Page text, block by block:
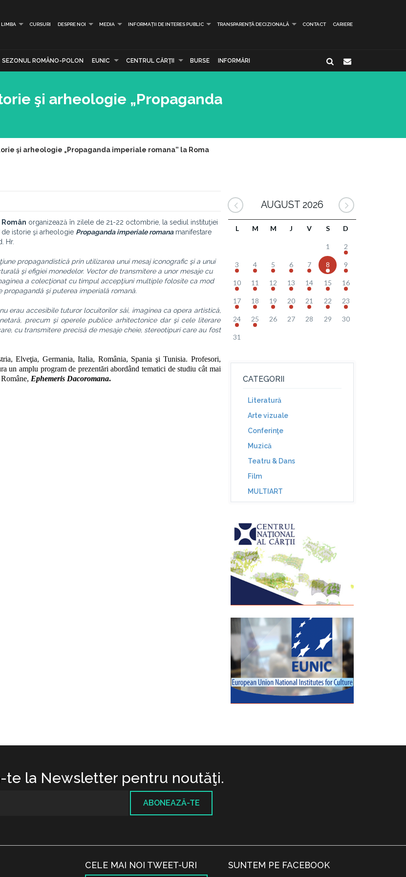
LIMBA CURSURI DESPRE NOI MEDIA INFORMAȚII DE INTERES PUBLIC TRANSPARENȚĂ DECIZIONALĂ CONTACT CARIERE
SEZONUL ROMÂNO-POLON EUNIC CENTRUL CĂRŢII BURSE INFORMĂRI
şi arheologie „Propaganda
şi arheologie „Propaganda imperiale romana” la Roma
organizează în zilele de 21-22 octombrie, la sediul instituţiei
de istorie şi arheologie Propaganda imperiale romanamanifestare
Hr.
propagandistică prin utilizarea unui mesaj iconografic şi a unui
şi efigiei monedelor. Vector de transmitere a unor mesaje cu
a colecţionat cu timpul accepţiuni multiple folosite ca mod
şi puterea imperială romană.
erau accesibile tuturor locuitorilor săi, imaginea ca opera artistică,
precum şi operele publice arhitectonice dar şi cele literare
cu transmitere precisă de mesaje cheie, stereotipuri care au fost
Elveţia, Germania, Italia, România, Spania şi Tunisia. Profesori,
un amplu program de prezentări abordând tematici de studiu cât mai
Ephemeris Dacoromana.
AUGUST 2026
L M M J V S D
1 2
3 4 5 6 7 8 9
10 11 12 13 14 15 16
17 18 19 20 21 22 23
24 25 26 27 28 29 30
31
CATEGORII
Literatură
Arte vizuale
Conferinţe
Muzică
Teatru & Dans
Film
MULTIART
te la Newsletter pentru noutăţi.
ABONEAZĂ-TE
CELE MAI NOI TWEET-URI SUNTEM PE FACEBOOK